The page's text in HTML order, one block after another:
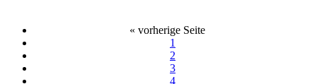
« vorherige Seite
1
2
3
4